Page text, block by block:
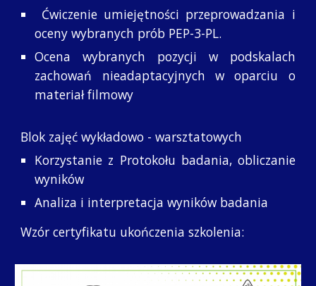
Ćwiczenie umiejętności przeprowadzania i
oceny wybranych prób PEP-3-PL.
Ocena wybranych pozycji w podskalach
zachowań nieadaptacyjnych w oparciu o
materiał filmowy
Blok zajęć wykładowo - warsztatowych
Korzystanie z Protokołu badania, obliczanie
wyników
Analiza i interpretacja wyników badania
Wzór certyfikatu ukończenia szkolenia: